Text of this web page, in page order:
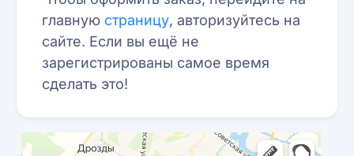
главную страницу, авторизуйтесь на
сайте. Если вы ещё не
зарегистрированы самое время
сделать это!